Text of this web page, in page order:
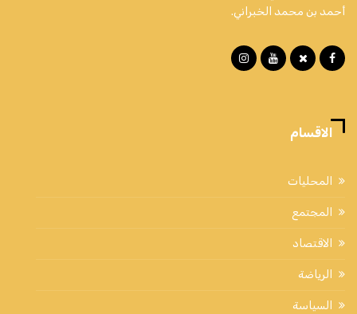
أحمد بن محمد الخبراني.
الاقسام
المحليات
المجتمع
الاقتصاد
الرياضة
السياسة